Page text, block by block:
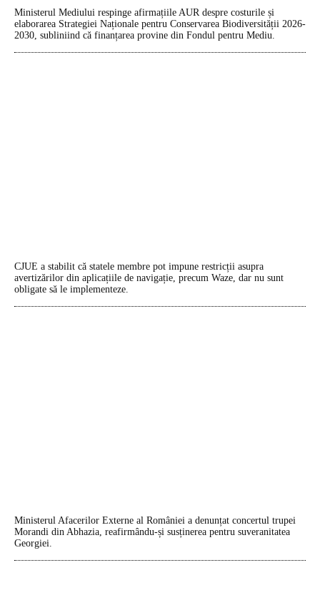
Ministerul Mediului respinge afirmațiile AUR despre costurile și
elaborarea Strategiei Naționale pentru Conservarea Biodiversității 2026-
2030, subliniind că finanțarea provine din Fondul pentru Mediu.
CJUE a stabilit că statele membre pot impune restricții asupra
avertizărilor din aplicațiile de navigație, precum Waze, dar nu sunt
obligate să le implementeze.
Ministerul Afacerilor Externe al României a denunțat concertul trupei
Morandi din Abhazia, reafirmându-și susținerea pentru suveranitatea
Georgiei.